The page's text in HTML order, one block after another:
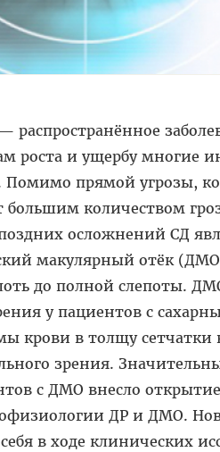
роста и ущербу многие
прямой угрозы,
большим количеством
осложнений СД
макулярный отёк
до полной слепоты.
у пациентов с
крови в толщу сетчатки
зрения.
с ДМО внесло
ДР и ДМО.
в ходе клинических